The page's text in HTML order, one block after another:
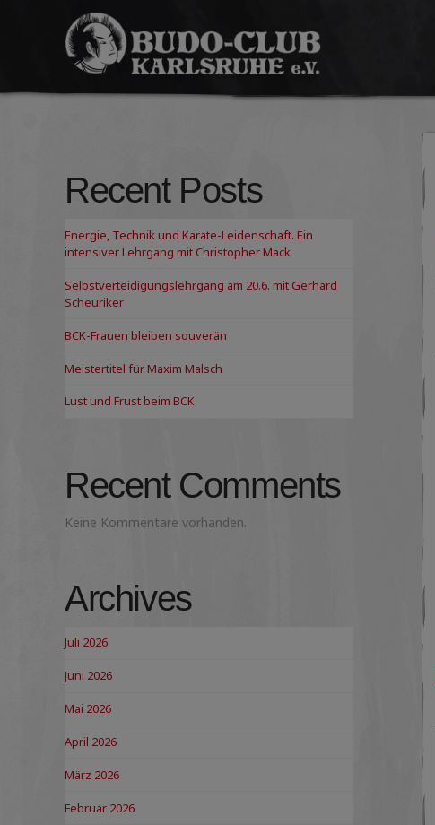
Budo-
Club
e.V.
Recent Posts
Energie, Technik und Karate-Leidenschaft. Ein
intensiver Lehrgang mit Christopher Mack
Selbstverteidigungslehrgang am 20.6. mit Gerhard
Scheuriker
BCK-Frauen bleiben souverän
Meistertitel für Maxim Malsch
Lust und Frust beim BCK
Recent Comments
Keine Kommentare vorhanden.
Archives
Juli 2026
Juni 2026
Mai 2026
April 2026
März 2026
Februar 2026